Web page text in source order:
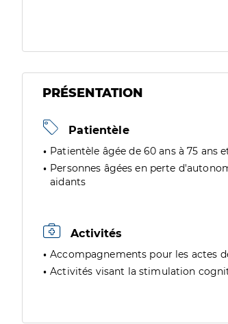
PRÉSENTATION
Patientèle
Patientèle âgée de 60 ans à 75 ans
Personnes âgées en perte
aidants
Activités
Accompagnements pour les actes
Activités visant la stimulation